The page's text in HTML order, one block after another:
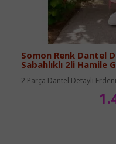
Somon Renk Dantel
Sabahlıklı 2li Hamile
2 Parça Dantel Detaylı